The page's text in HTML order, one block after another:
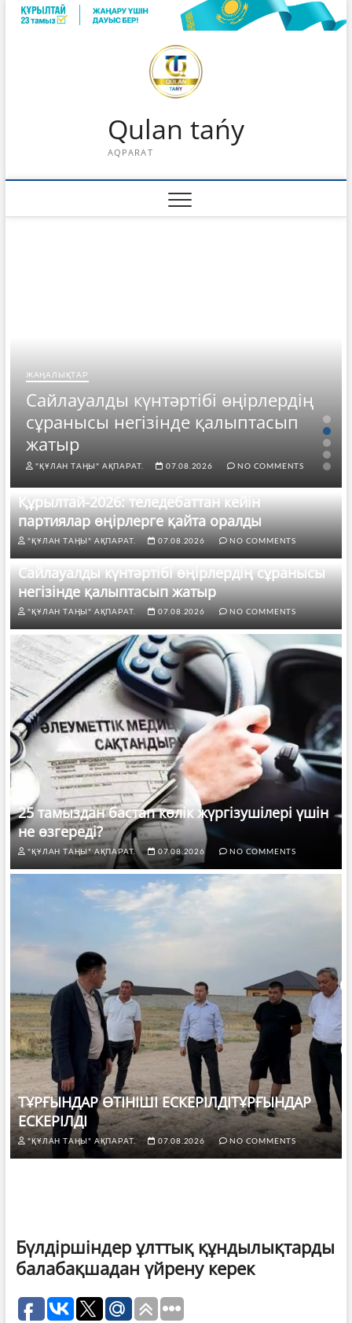
Skip
Qulan tańy
AQPARAT
ЖАҢАЛЫҚТАР
Сайлауалды күнтәртібі өңірлердің
сұранысы негізінде қалыптасып
жатыр
"ҚҰЛАН ТАҢЫ" АҚПАРАТ. 07.08.2026 NO COMMENTS
Құрылтай-2026: теледебаттан кейін
партиялар өңірлерге қайта оралды
"ҚҰЛАН ТАҢЫ" АҚПАРАТ. 07.08.2026 NO COMMENTS
Сайлауалды күнтәртібі өңірлердің сұранысы
негізінде қалыптасып жатыр
"ҚҰЛАН ТАҢЫ" АҚПАРАТ. 07.08.2026 NO COMMENTS
25 тамыздан бастап көлік жүргізушілері үшін
не өзгереді?
"ҚҰЛАН ТАҢЫ" АҚПАРАТ. 07.08.2026 NO COMMENTS
ТҰРҒЫНДАР ӨТІНІШІ ЕСКЕРІЛДІТҰРҒЫНДАР
ЕСКЕРІЛДІ
"ҚҰЛАН ТАҢЫ" АҚПАРАТ. 07.08.2026 NO COMMENTS
Бүлдіршіндер ұлттық құндылықтарды
балабақшадан үйрену керек